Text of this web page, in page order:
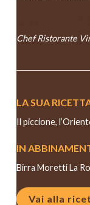
Chef Ristorante
LA SUA
Il piccione,
IN
Birra Moretti La
Vai alla